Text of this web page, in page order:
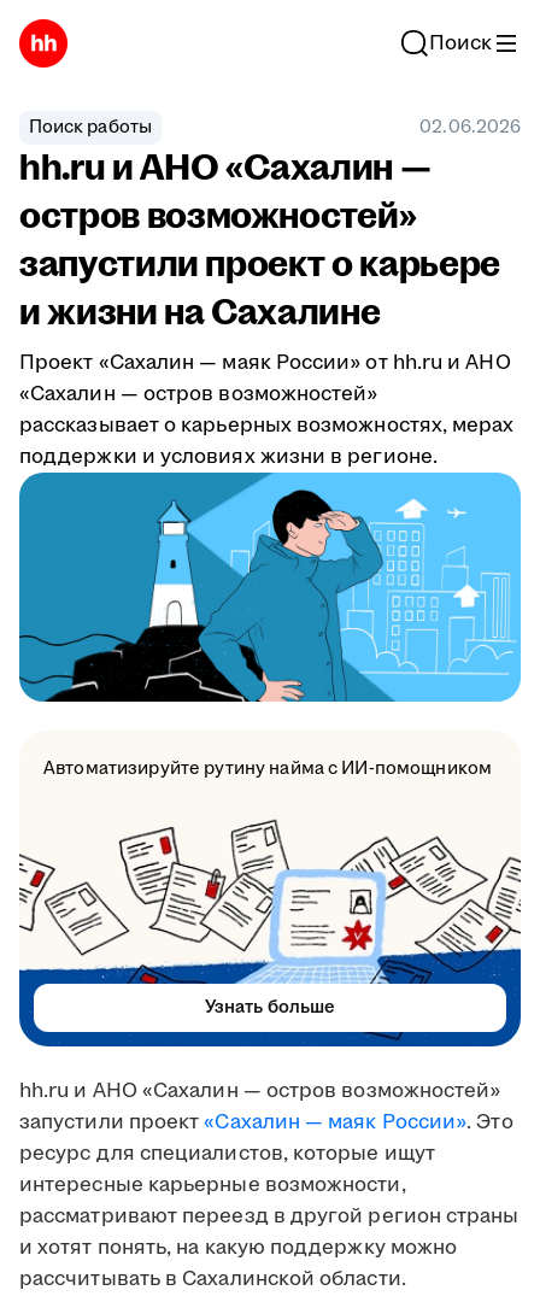
Поиск
Поиск работы 02.06.2026
hh.ru и АНО «Сахалин —
остров возможностей»
запустили проект о карьере
и жизни на Сахалине
Проект «Сахалин — маяк России» от hh.ru и АНО
«Сахалин — остров возможностей»
рассказывает о карьерных возможностях, мерах
поддержки и условиях жизни в регионе.
hh.ru и АНО «Сахалин — остров возможностей»
запустили проект«Сахалин — маяк России». Это
ресурс для специалистов, которые ищут
интересные карьерные возможности,
рассматривают переезд в другой регион страны
и хотят понять, на какую поддержку можно
рассчитывать в Сахалинской области.
Автоматизируйте рутину найма с ИИ-помощником
Узнать больше